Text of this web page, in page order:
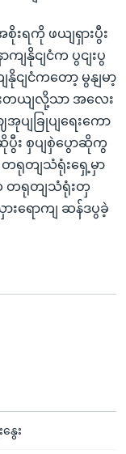
းရကို ဖယျရှားပွီး
နိုငျငံက ပွငျးပွ
ငျငံကတော့ မွနျမာ့
းတယျလို့သာ အလေး
ပျခြုပျရေးကော
း စှပျစှဲပွောဆိုကွ
ရုတျသံရုံးရှေ့မှာ
တရုတျသံရုံးတှ
းရောကျ ဆန်ဒပွခဲ့
ေး